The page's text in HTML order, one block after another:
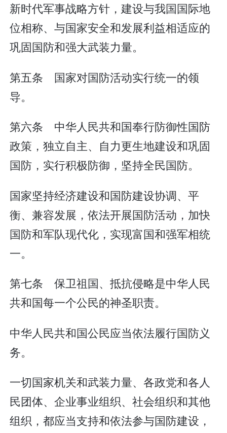
新时代军事战略方针，建设与我国国际地
位相称、与国家安全和发展利益相适应的
巩固国防和强大武装力量。
第五条 国家对国防活动实行统一的领
导。
第六条 中华人民共和国奉行防御性国防
政策，独立自主、自力更生地建设和巩固
国防，实行积极防御，坚持全民国防。
国家坚持经济建设和国防建设协调、平
衡、兼容发展，依法开展国防活动，加快
国防和军队现代化，实现富国和强军相统
一。
第七条 保卫祖国、抵抗侵略是中华人民
共和国每一个公民的神圣职责。
中华人民共和国公民应当依法履行国防义
务。
一切国家机关和武装力量、各政党和各人
民团体、企业事业组织、社会组织和其他
组织，都应当支持和依法参与国防建设，